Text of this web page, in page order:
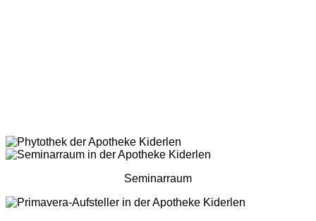
Seminarraum